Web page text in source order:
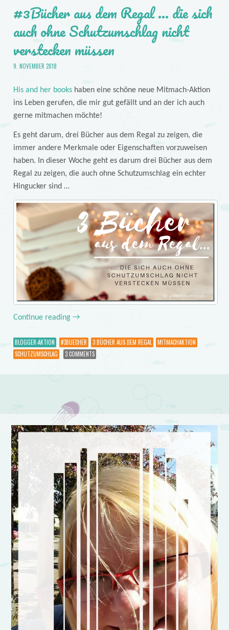
#3Bücher aus dem Regal … die sich
auch ohne Schutzumschlag nicht
verstecken müssen
9. NOVEMBER 2018
His and her bookshaben eine schöne neue Mitmach-Aktion
ins Leben gerufen, die mir gut gefällt und an der ich auch
gerne mitmachen möchte!
Es geht darum, drei Bücher aus dem Regal zu zeigen, die
immer andere Merkmale oder Eigenschaften vorzuweisen
haben. In dieser Woche geht es darum drei Bücher aus dem
Regal zu zeigen, die auch ohne Schutzumschlag ein echter
Hingucker sind …
Continue reading →
BLOGGER-AKTION #3BUECHER 3 BÜCHER AUS DEM REGAL
MITMACHAKTION
SCHUTZUMSCHLAG
3 COMMENTS
Post navigation